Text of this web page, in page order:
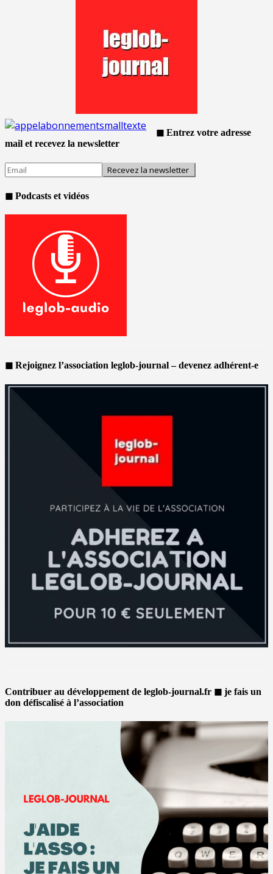
◼ Entrez votre adresse
mail et recevez la newsletter
◼ Podcasts et vidéos
◼ Rejoignez l’association leglob-journal – devenez adhérent-e
Contribuer au développement de leglob-journal.fr ◼ je fais un
don défiscalisé à l’association